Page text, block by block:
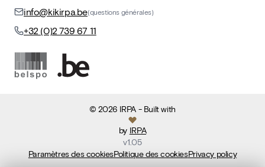
info@kikirpa.be(questions générales)
+32 (0)2 739 67 11
©2026 IRPA- Built with
by IRPA
v1.05
Paramètres des cookiesPolitique des cookiesPrivacy policy